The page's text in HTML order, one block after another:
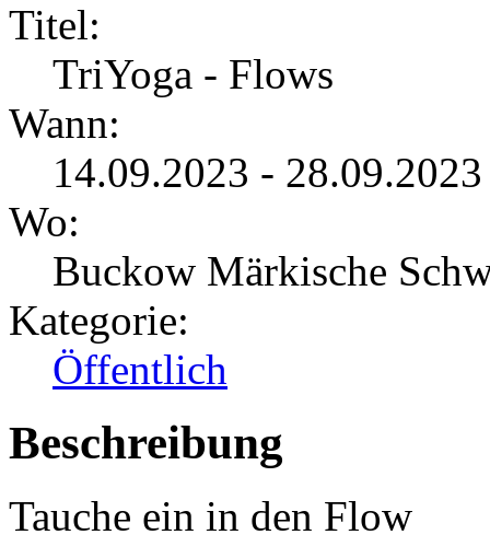
Titel:
TriYoga - Flows
Wann:
14.09.2023 -
Wo:
Buckow Märkische
Kategorie:
Öffentlich
Beschreibung
Tauche ein in den Flow